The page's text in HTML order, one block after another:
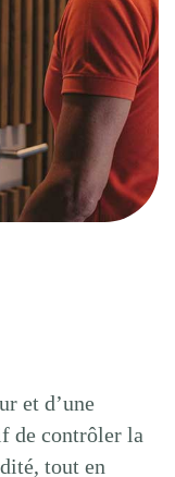
et d’une
de contrôler la
tout en